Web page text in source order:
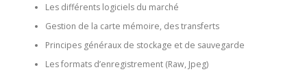
Les différents logiciels du marché
Gestion de la carte mémoire, des transferts
Principes généraux de stockage et de sauvegarde
Les formats d’enregistrement (Raw, Jpeg)